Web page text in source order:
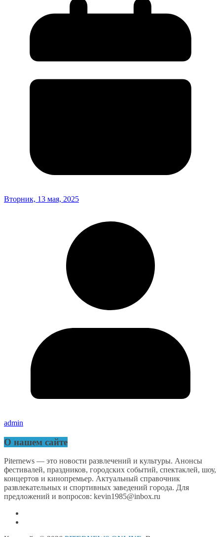
Вторник, 13 мая, 2025
admin
О нашем сайте
Piternews — это новости развлечений и культуры. Анонсы
фестивалей, праздников, городских событий, спектаклей, шоу,
концертов и кинопремьер. Актуальный справочник
развлекательных и спортивных заведений города. Для
предложений и вопросов: kevin1985@inbox.ru